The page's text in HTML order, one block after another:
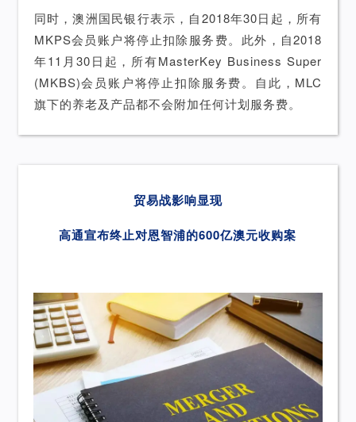
同时，澳洲国民银行表示，自2018年30日起，所有
MKPS会员账户将停止扣除服务费。此外，自2018
年11月30日起，所有MasterKey Business Super
(MKBS)会员账户将停止扣除服务费。自此，MLC
旗下的养老及产品都不会附加任何计划服务费。
贸易战影响显现
高通宣布终止对恩智浦的600亿澳元收购案